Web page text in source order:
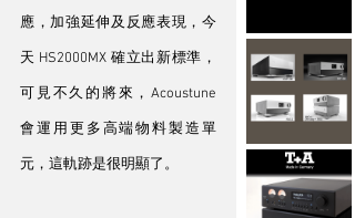
應，加強延伸及反應表現，今
天 HS2000MX 確立出新標準，
可見不久的將來，Acoustune
會運用更多高端物料製造單
元，這軌跡是很明顯了。